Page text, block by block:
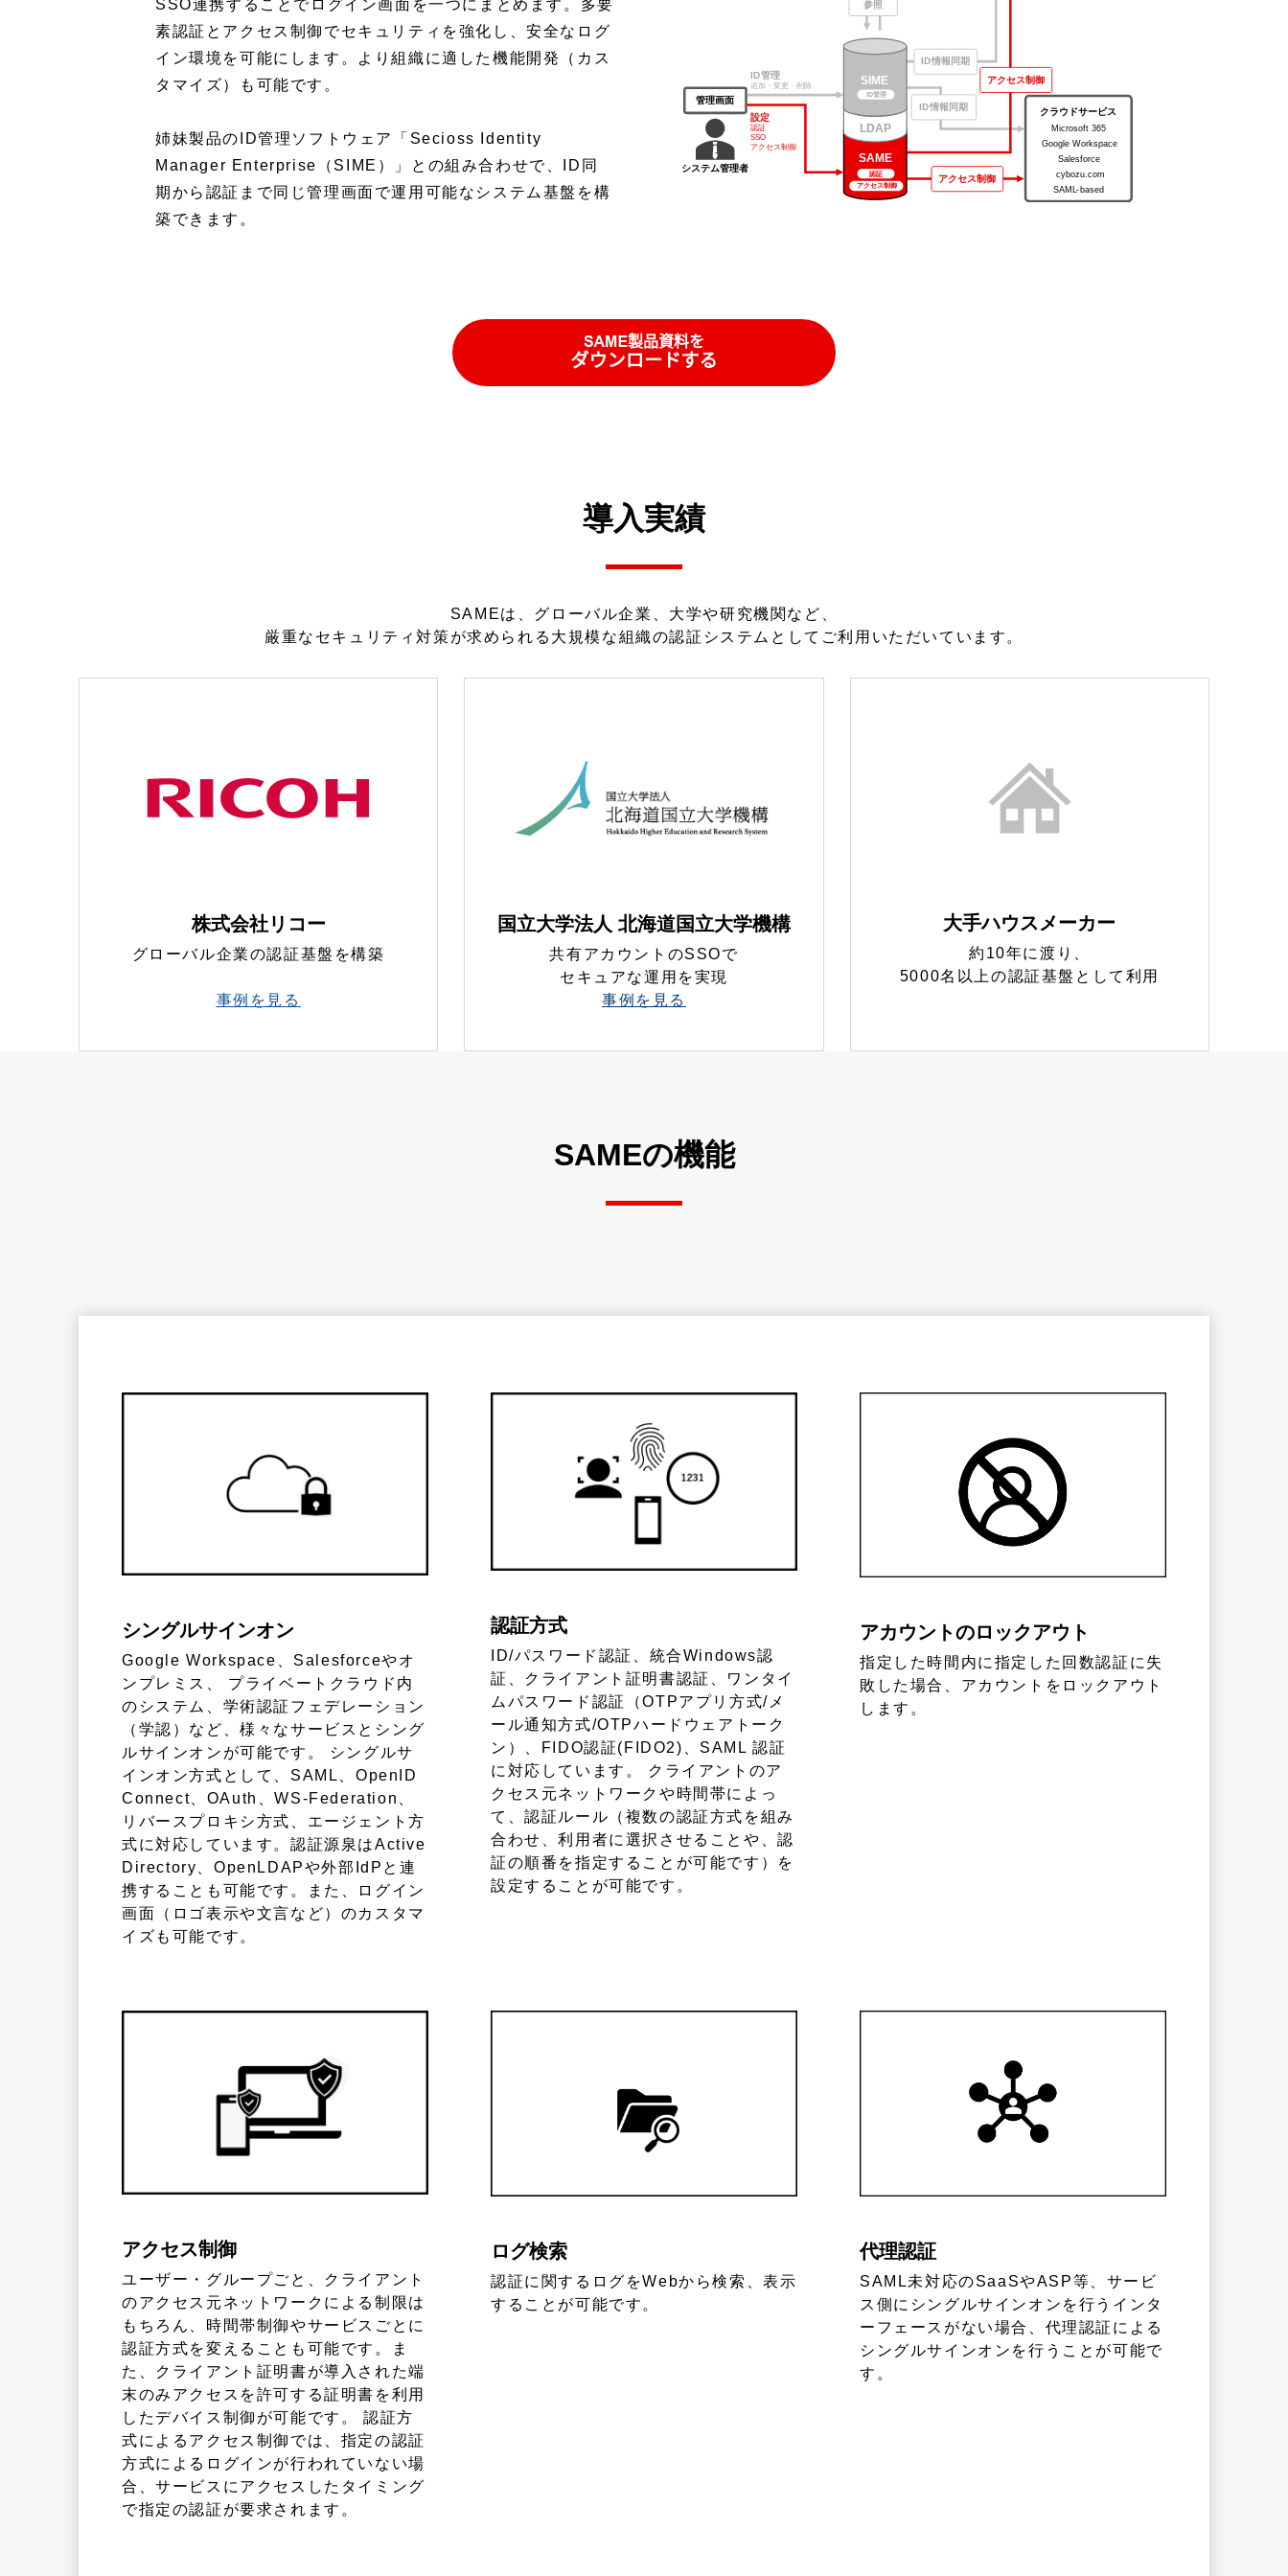
SSO連携することでログイン画面を一つにまとめます。多要
素認証とアクセス制御でセキュリティを強化し、安全なログ
イン環境を可能にします。
より組織に適した機能開発（カス
タマイズ）も可能です。
姉妹製品のID管理ソフトウェア「Secioss Identity
Manager Enterprise（SIME）」との組み合わせで、ID同
期から認証まで同じ管理画面で運用可能なシステム基盤を構
築できます。
導入実績
SAMEは、グローバル企業、大学や研究機関など、
厳重なセキュリティ対策が求められる大規模な組織の認証システムとしてご利用いただいています。
株式会社リコー
グローバル企業の認証基盤を構築
事例を見る
国立大学法人 北海道国立大学機構
共有アカウントのSSOで
セキュアな運用を実現
事例を見る
大手ハウスメーカー
約10年に渡り、
5000名以上の認証基盤として利用
SAMEの機能
シングルサインオン
Google Workspace、Salesforceやオ
ンプレミス、 プライベートクラウド内
のシステム、学術認証フェデレーション
（学認）など、様々なサービスとシング
ルサインオンが可能です。 シングルサ
インオン方式として、SAML、OpenID
Connect、OAuth、WS-Federation、
リバースプロキシ方式、エージェント方
式に対応しています。認証源泉はActive
Directory、OpenLDAPや外部IdPと連
携することも可能です。また、ログイン
画面（ロゴ表示や文言など）のカスタマ
イズも可能です。
認証方式
ID/パスワード認証、統合Windows認
証、クライアント証明書認証、ワンタイ
ムパスワード認証（OTPアプリ方式/メ
ール通知方式/OTPハードウェアトーク
ン）、FIDO認証(FIDO2)、SAML 認証
に対応しています。 クライアントのア
クセス元ネットワークや時間帯によっ
て、認証ルール（複数の認証方式を組み
合わせ、利用者に選択させることや、認
証の順番を指定することが可能です）を
設定することが可能です。
アカウントのロックアウト
指定した時間内に指定した回数認証に失
敗した場合、アカウントをロックアウト
します。
アクセス制御
ユーザー・グループごと、クライアント
のアクセス元ネットワークによる制限は
もちろん、時間帯制御やサービスごとに
認証方式を変えることも可能です。ま
た、クライアント証明書が導入された端
末のみアクセスを許可する証明書を利用
したデバイス制御が可能です。 認証方
式によるアクセス制御では、指定の認証
方式によるログインが行われていない場
合、サービスにアクセスしたタイミング
で指定の認証が要求されます。
ログ検索
認証に関するログをWebから検索、表示
することが可能です。
代理認証
SAML未対応のSaaSやASP等、サービ
ス側にシングルサインオンを行うインタ
ーフェースがない場合、代理認証による
シングルサインオンを行うことが可能で
す。